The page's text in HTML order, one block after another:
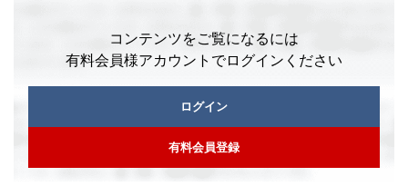
コンテンツをご覧になるには
有料会員様アカウントでログインください
ログイン
有料会員登録